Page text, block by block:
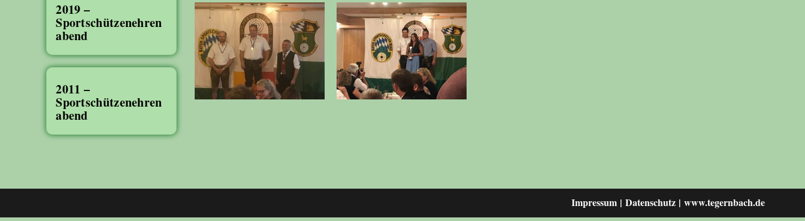
2019 –
Sportschützenehren
abend
2011 –
Sportschützenehren
abend
Impressum Datenschutz www.tegernbach.de